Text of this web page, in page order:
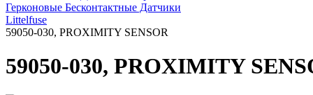
Герконовые Бесконтактные Датчики
Littelfuse
59050-030, PROXIMITY SENSOR
59050-030, PROXIMITY